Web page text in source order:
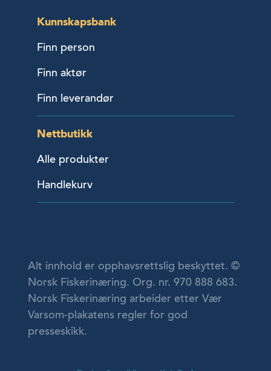
Kunnskapsbank
Finn person
Finn aktør
Finn leverandør
Nettbutikk
Alle produkter
Handlekurv
Alt innhold er opphavsrettslig beskyttet. ©
Norsk Fiskerinæring. Org. nr. 970 888 683.
Norsk Fiskerinæring arbeider etter Vær
Varsom-plakatens regler for god
presseskikk.